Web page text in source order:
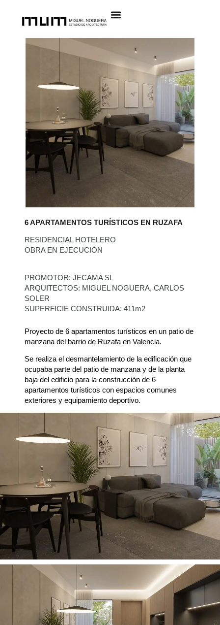
6 APARTAMENTOS TURÍSTICOS EN RUZAFA
RESIDENCIAL HOTELERO
OBRA EN EJECUCIÓN
PROMOTOR: JECAMA SL
ARQUITECTOS: MIGUEL NOGUERA, CARLOS
SOLER
SUPERFICIE CONSTRUIDA: 411m2
Proyecto de 6 apartamentos turísticos en un patio de
manzana del barrio de Ruzafa en Valencia.
Se realiza el desmantelamiento de la edificación que
ocupaba parte del patio de manzana y de la planta
baja del edificio para la construcción de 6
apartamentos turísticos con espacios comunes
exteriores y equipamiento deportivo.